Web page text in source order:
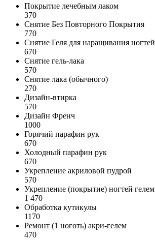
Покрытие лечебным лаком
370
Снятие Без Повторного Покрытия
770
Снятие Геля для наращивания ногтей
670
Снятие гель-лака
570
Снятие лака (обычного)
270
Дизайн-втирка
570
Дизайн Френч
1000
Горячий парафин рук
670
Холодный парафин рук
670
Укрепление акриловой пудрой
570
Укрепление (покрытие) ногтей гелем
1 470
Обработка кутикулы
1170
Ремонт (1 ноготь) акри-гелем
470